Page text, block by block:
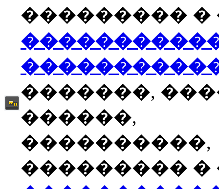
��������� �
�������,
������,
����������,
��������� �